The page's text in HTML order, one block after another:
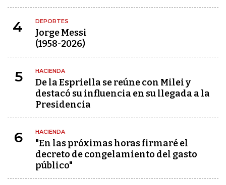
4 DEPORTES
Jorge Messi
(1958-2026)
5 HACIENDA
De la Espriella se reúne con Milei y
destacó su influencia en su llegada a la
Presidencia
6 HACIENDA
"En las próximas horas firmaré el
decreto de congelamiento del gasto
público"